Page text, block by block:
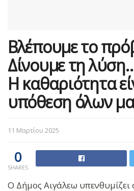
Βλέπουμε το
Δίνουμε τη
Η καθαριότητα
υπόθεση όλων
11 Μαρτίου 2025
0
SHARES
Ο Δήμος Αιγάλεω υπενθυμίζει